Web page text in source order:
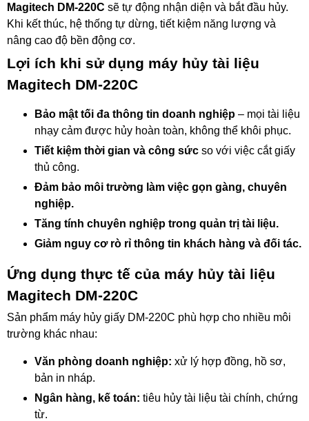
Magitech DM-220C sẽ tự động nhận diện và bắt đầu hủy.
Khi kết thúc, hệ thống tự dừng, tiết kiệm năng lượng và
nâng cao độ bền động cơ.
Lợi ích khi sử dụng máy hủy tài liệu
Magitech DM-220C
Bảo mật tối đa thông tin doanh nghiệp – mọi tài liệu
nhạy cảm được hủy hoàn toàn, không thể khôi phục.
Tiết kiệm thời gian và công sức so với việc cắt giấy
thủ công.
Đảm bảo môi trường làm việc gọn gàng, chuyên
nghiệp.
Tăng tính chuyên nghiệp trong quản trị tài liệu.
Giảm nguy cơ rò rỉ thông tin khách hàng và đối tác.
Ứng dụng thực tế của máy hủy tài liệu
Magitech DM-220C
Sản phẩm máy hủy giấy DM-220C phù hợp cho nhiều môi
trường khác nhau:
Văn phòng doanh nghiệp: xử lý hợp đồng, hồ sơ,
bản in nháp.
Ngân hàng, kế toán: tiêu hủy tài liệu tài chính, chứng
từ.